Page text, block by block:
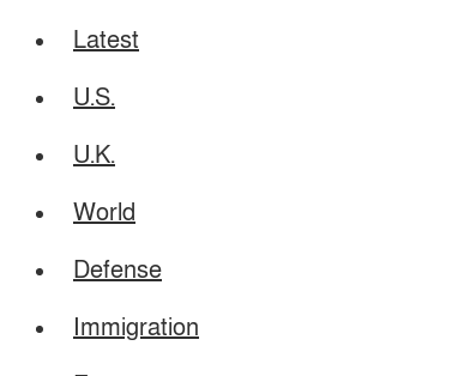
Latest
U.S.
U.K.
World
Defense
Immigration